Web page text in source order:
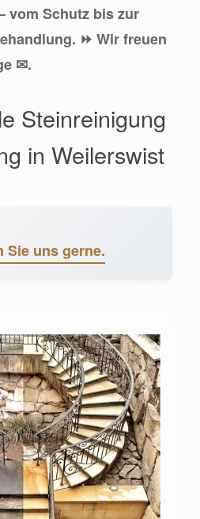
vom Schutz bis zur
⏩ Wir freuen
✉.
Steinreinigung
in Weilerswist
Sie uns gerne.